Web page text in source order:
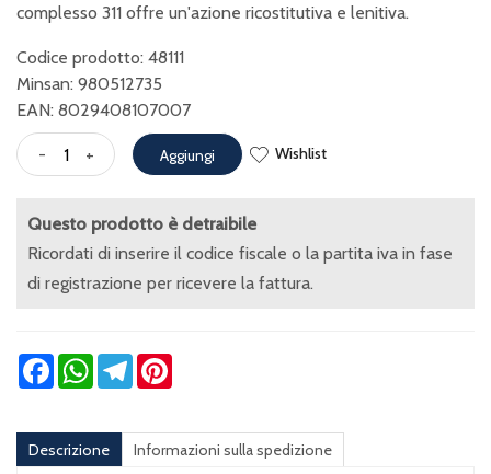
complesso 311 offre un'azione ricostitutiva e lenitiva.
Codice prodotto: 48111
Minsan: 980512735
EAN: 8029408107007
- + Aggiungi Wishlist
Questo prodotto è detraibile
Ricordati di inserire il codice fiscale o la partita iva in fase
di registrazione per ricevere la fattura.
FacebookWhatsApp
Telegram
Descrizione Informazioni sulla spedizione